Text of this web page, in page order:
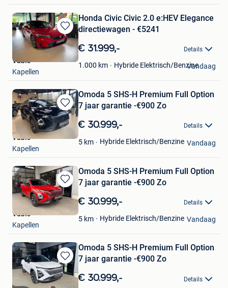
Bewaren
in
Mijn
Favorieten
Honda Civic Civic 2.0 e:HEV Elegance
directiewagen - €5241
€ 31.999,- Details
1.000 km Hybride Elektrisch/Benzine
Vabis
Kapellen
Vandaag
Bewaren
in
Mijn
Favorieten
Omoda 5 SHS-H Premium Full Option
7 jaar garantie -€900 Zo
€ 30.999,- Details
5 km Hybride Elektrisch/Benzine
Vabis
Kapellen
Vandaag
Bewaren
in
Mijn
Favorieten
Omoda 5 SHS-H Premium Full Option
7 jaar garantie -€900 Zo
€ 30.999,- Details
5 km Hybride Elektrisch/Benzine
Vabis
Kapellen
Vandaag
Bewaren
in
Mijn
Omoda 5 SHS-H Premium Full Option
7 jaar garantie -€900 Zo
€ 30.999,- Details